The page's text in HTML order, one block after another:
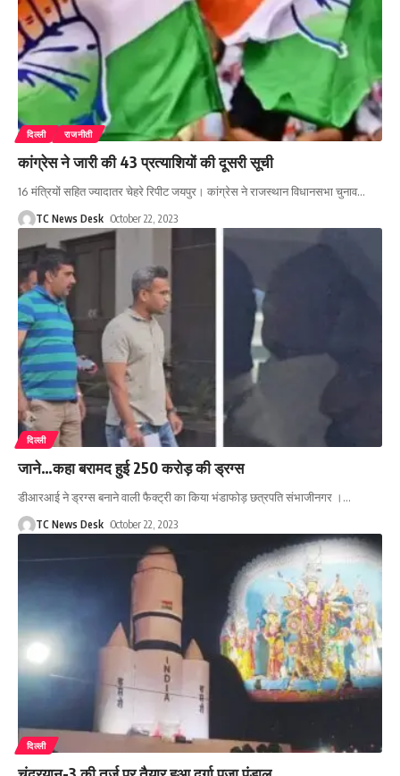
दिल्ली राजनीती
कांग्रेस ने जारी की 43 प्रत्याशियों की दूसरी सूची
16 मंत्रियों सहित ज्यादातर चेहरे रिपीट जयपुर। कांग्रेस ने राजस्थान विधानसभा चुनाव…
TC News Desk October 22, 2023
दिल्ली
जाने…कहा बरामद हुई 250 करोड़ की ड्रग्स
डीआरआई ने ड्रग्स बनाने वाली फैक्ट्री का किया भंडाफोड़ छत्रपति संभाजीनगर । …
TC News Desk October 22, 2023
दिल्ली